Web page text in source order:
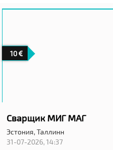
10
Сварщик МИГ МАГ
Эстония,Таллинн
31-07-2026, 14:37